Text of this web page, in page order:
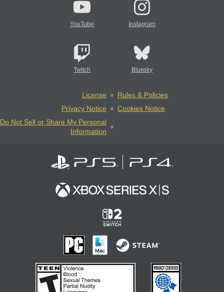
YouTube Instagram
Twitch Bluesky
License
Rules & Policies
Privacy Notice
Cookies Notice
Do Not Sell or Share My Personal
Information